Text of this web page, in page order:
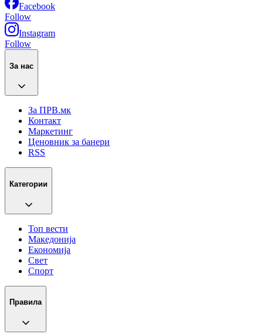
Facebook
Follow
Instagram
Follow
За нас
За ПРВ.мк
Контакт
Маркетинг
Ценовник за банери
RSS
Категории
Топ вести
Македонија
Економија
Свет
Спорт
Правила